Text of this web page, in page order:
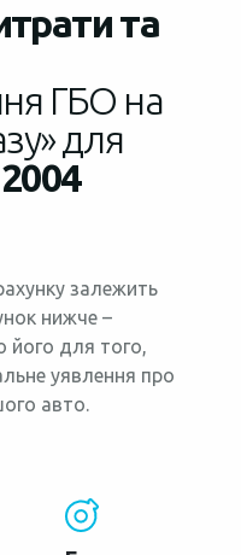
та
ГБО на
для
залежить
нижче –
його для того,
уявлення про
авто.